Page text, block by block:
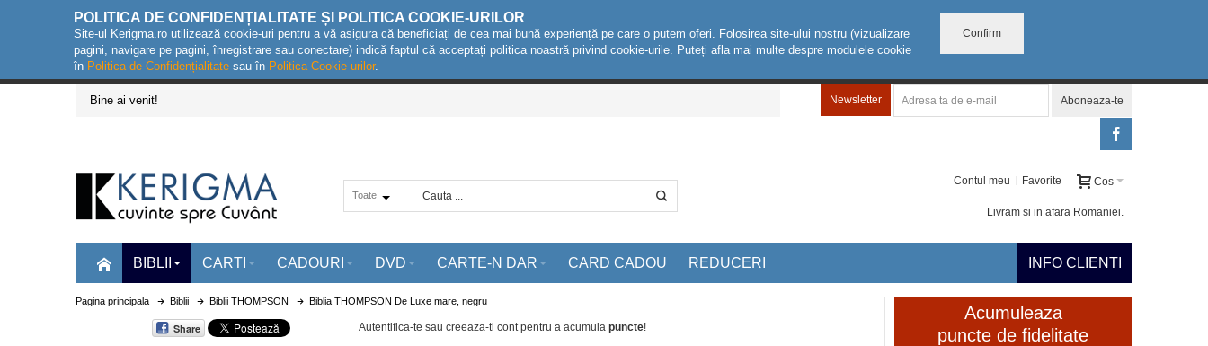
POLITICA DE CONFIDENȚIALITATE ȘI POLITICA COOKIE-URILOR
Site-ul Kerigma.ro utilizează cookie-uri pentru a vă asigura că beneficiați de cea mai bună experiență pe care o putem oferi. Folosirea site-ului nostru (vizualizare
pagini, navigare pe pagini, înregistrare sau conectare) indică faptul că acceptați politica noastră privind cookie-urile. Puteți afla mai multe despre modulele cookie
în Politica de Confidențialitate sau în Politica Cookie-urilor.
Confirm
Bine ai venit! Newsletter Aboneaza-te
Toate
Cos
Contul meu Favorite
Livram si in afara Romaniei.
BIBLII CARTI CADOURI DVD CARTE-N DAR CARD CADOU REDUCERI INFO CLIENTI
Pagina principala Biblii Biblii THOMPSON Biblia THOMPSON De Luxe mare, negru
Share Autentifica-te sau creeaza-ti cont pentru a acumula puncte!
Acumuleaza
puncte de fidelitate